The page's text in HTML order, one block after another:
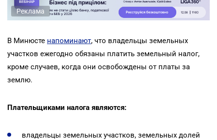
Реклама
В Минюсте напоминают, что владельцы земельных
участков ежегодно обязаны платить земельный налог,
кроме случаев, когда они освобождены от платы за
землю.
Плательщиками налога являются:
владельцы земельных участков, земельных долей